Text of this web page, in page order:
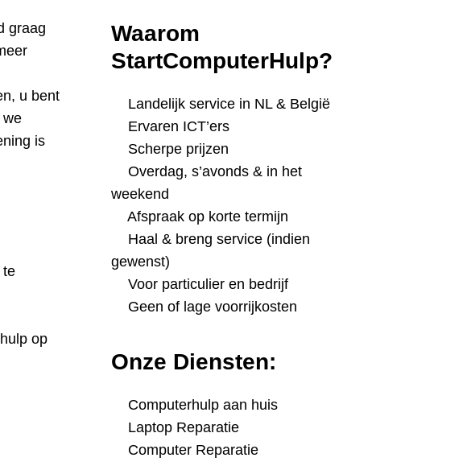
graag
u bent
we
is
te
op
Waarom
StartComputerHulp?
Landelijk service in NL & België
Ervaren ICT’ers
Scherpe prijzen
Overdag, s’avonds & in het
weekend
Afspraak op korte termijn
Haal & breng service (indien
gewenst)
Voor particulier en bedrijf
Geen of lage voorrijkosten
Onze Diensten:
Computerhulp aan huis
Laptop Reparatie
Computer Reparatie